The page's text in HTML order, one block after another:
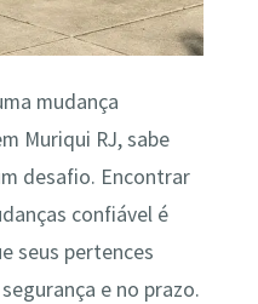
mudança
Muriqui RJ, sabe
desafio. Encontrar
confiável é
seus pertences
e no prazo.